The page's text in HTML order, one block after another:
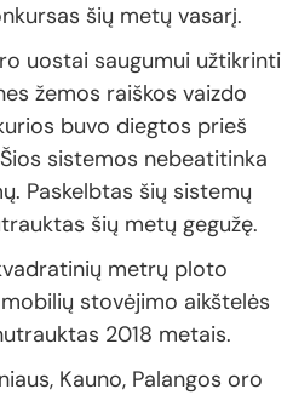
šių metų vasarį.
uostai saugumui užtikrinti
žemos raiškos vaizdo
buvo diegtos prieš
sistemos nebeatitinka
Paskelbtas šių sistemų
šių metų gegužę.
metrų ploto
stovėjimo aikštelės
2018 metais.
Kauno, Palangos oro